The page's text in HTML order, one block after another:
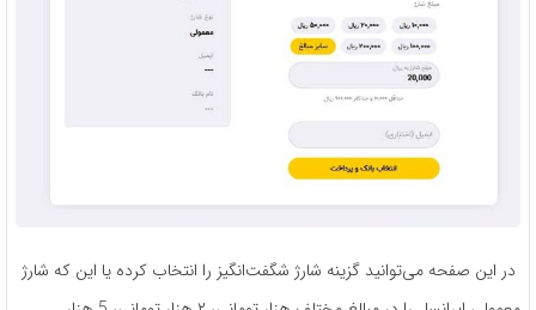
در این صفحه می‌توانید گزینه شارژ شگفت‌انگیز را انتخاب کرده یا این که شارژ